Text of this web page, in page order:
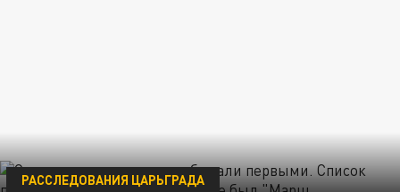
РАССЛЕДОВАНИЯ ЦАРЬГРАДА